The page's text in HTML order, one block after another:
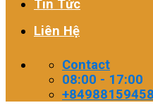
Tin Tức
Liên Hệ
Contact
08:00 - 17:00
+84988159458